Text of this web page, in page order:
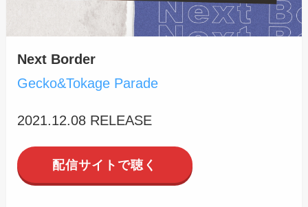
Next Border
Gecko&Tokage Parade
2021.12.08 RELEASE
配信サイトで聴く